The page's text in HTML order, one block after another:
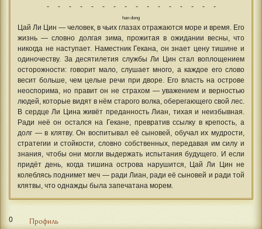
- - - - - - - - - - - - - - - -
han dong
Цай Ли Цин — человек, в чьих глазах отражаются море и время. Его
жизнь — словно долгая зима, прожитая в ожидании весны, что
никогда не наступает. Наместник Гекана, он знает цену тишине и
одиночеству. За десятилетия службы Ли Цин стал воплощением
осторожности: говорит мало, слушает много, а каждое его слово
весит больше, чем целые речи при дворе. Его власть на острове
неоспорима, но правит он не страхом — уважением и верностью
людей, которые видят в нём старого волка, оберегающего свой лес.
В сердце Ли Цина живёт преданность Лиан, тихая и неизбывная.
Ради неё он остался на Гекане, превратив ссылку в крепость, а
долг — в клятву. Он воспитывал её сыновей, обучал их мудрости,
стратегии и стойкости, словно собственных, передавая им силу и
знания, чтобы они могли выдержать испытания будущего. И если
придёт день, когда тишина острова нарушится, Цай Ли Цин не
колеблясь поднимет меч — ради Лиан, ради её сыновей и ради той
клятвы, что однажды была запечатана морем.
0 Профиль